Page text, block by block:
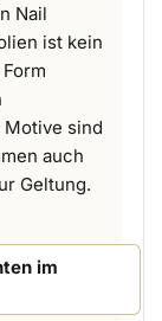
Nail
ist kein
Motive sind
auch
Geltung.
im